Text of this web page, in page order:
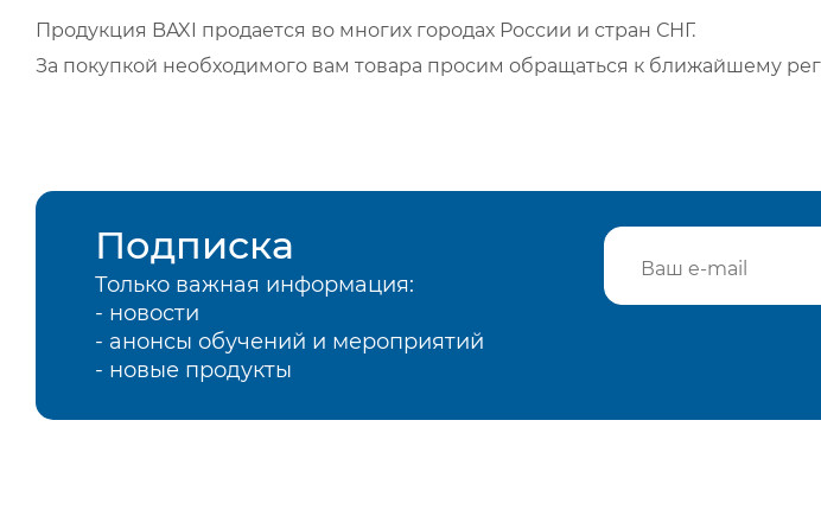
Продукция BAXI продается во многих городах России и стран СНГ.
За покупкой необходимого вам товара просим обращаться к ближайшему
Подписка
Только важная информация:
- новости
- анонсы обучений и мероприятий
- новые продукты